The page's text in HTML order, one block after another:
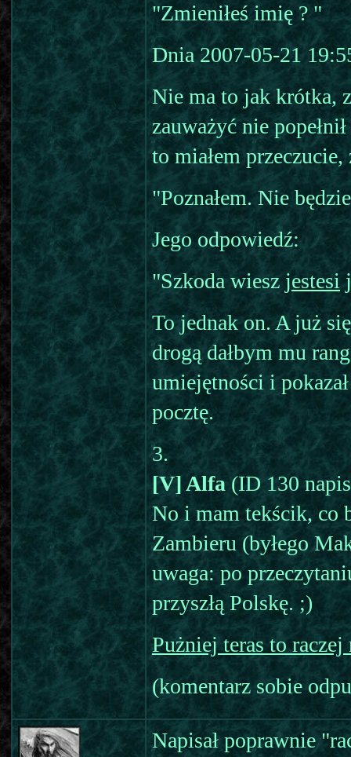
"Zmieniłeś imię ? "
Dnia 2007-05-21
Nie ma to jak krótka,
zauważyć nie
to miałem
"Poznałem. Nie
Jego odpowiedź:
"Szkoda wiesz jestesi
To jednak on. A już
drogą dałbym mu
umiejętności i
pocztę.
3.
[V] Alfa (ID 130
No i mam tekścik, co
Zambieru (byłego
uwaga: po
przyszłą Polskę. ;)
Pużniej teras to
(komentarz sobie
Napisał poprawnie